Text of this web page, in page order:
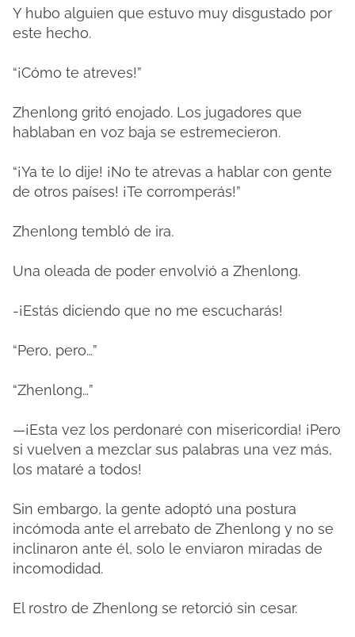
Y hubo alguien que estuvo muy disgustado por
este hecho.
“¡Cómo te atreves!”
Zhenlong gritó enojado. Los jugadores que
hablaban en voz baja se estremecieron.
“¡Ya te lo dije! ¡No te atrevas a hablar con gente
de otros países! ¡Te corromperás!”
Zhenlong tembló de ira.
Una oleada de poder envolvió a Zhenlong.
-¡Estás diciendo que no me escucharás!
“Pero, pero…”
“Zhenlong…”
—¡Esta vez los perdonaré con misericordia! ¡Pero
si vuelven a mezclar sus palabras una vez más,
los mataré a todos!
Sin embargo, la gente adoptó una postura
incómoda ante el arrebato de Zhenlong y no se
inclinaron ante él, solo le enviaron miradas de
incomodidad.
El rostro de Zhenlong se retorció sin cesar.